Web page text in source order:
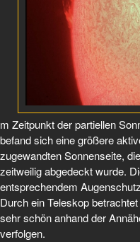
m Zeitpunkt der partiellen
befand sich eine größere
zugewandten Sonnenseite,
zeitweilig abgedeckt wurde.
entsprechendem
Durch ein Teleskop
sehr schön anhand der
verfolgen.